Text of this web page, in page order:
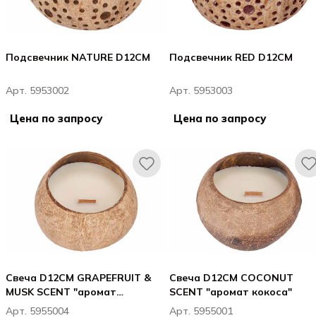
Подсвечник NATURE D12CM
Арт. 5953002
Цена по запросу
Подсвечник RED D12CM
Арт. 5953003
Цена по запросу
Свеча D12CM GRAPEFRUIT &
MUSK SCENT "аромат
грейпфрута и мускуса"
Арт. 5955004
Свеча D12CM COCONUT
SCENT "аромат кокоса"
Арт. 5955001